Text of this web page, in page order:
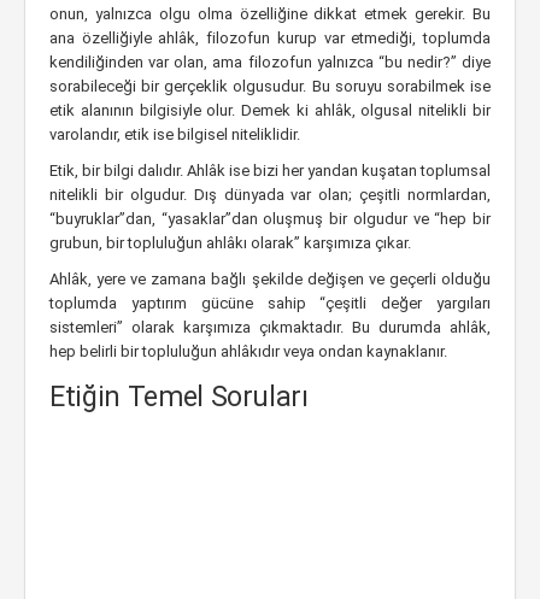
onun, yalnızca olgu olma özelliğine dikkat etmek gerekir. Bu
ana özelliğiyle ahlâk, filozofun kurup var etmediği, toplumda
kendiliğinden var olan, ama filozofun yalnızca “bu nedir?” diye
sorabileceği bir gerçeklik olgusudur. Bu soruyu sorabilmek ise
etik alanının bilgisiyle olur. Demek ki ahlâk, olgusal nitelikli bir
varolandır, etik ise bilgisel niteliklidir.
Etik, bir bilgi dalıdır. Ahlâk ise bizi her yandan kuşatan toplumsal
nitelikli bir olgudur. Dış dünyada var olan; çeşitli normlardan,
“buyruklar”dan, “yasaklar”dan oluşmuş bir olgudur ve “hep bir
grubun, bir topluluğun ahlâkı olarak” karşımıza çıkar.
Ahlâk, yere ve zamana bağlı şekilde değişen ve geçerli olduğu
toplumda yaptırım gücüne sahip “çeşitli değer yargıları
sistemleri” olarak karşımıza çıkmaktadır. Bu durumda ahlâk,
hep belirli bir topluluğun ahlâkıdır veya ondan kaynaklanır.
Etiğin Temel Soruları